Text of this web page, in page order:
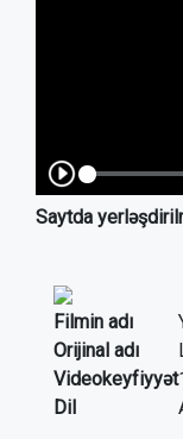
Saytda
Filmin adı
Orijinal adı
Videokeyfiyyət
Dil